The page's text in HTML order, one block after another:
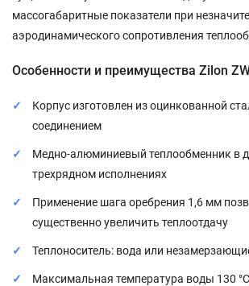
массогабаритные показатели при
аэродинамического сопротивления
Особенности и преимущества Zilon
Корпус изготовлен из оцинкованной
соединением
Медно-алюминиевый теплообменник в
трехрядном исполнениях
Применение шага оребрения 1,6 мм
существенно увеличить теплоотдачу
Теплоноситель: вода или
Максимальная температура воды 130